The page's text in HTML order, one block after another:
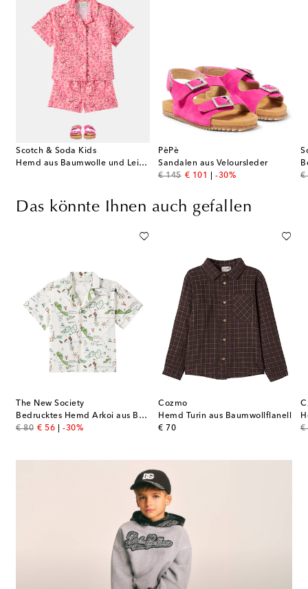
Scotch & Soda Kids
Hemd aus Baumwolle und Leinen
PèPè
Sandalen aus Veloursleder
€ 145
original price
€ 101
discount price
-30% €
Das könnte Ihnen auch gefallen
The New Society
Bedrucktes Hemd Arkoi aus Baumwolle
€ 80
original price
€ 56
discount price
-30%
Cozmo
Hemd Turin aus Baumwollflanell
€ 70
original price
€